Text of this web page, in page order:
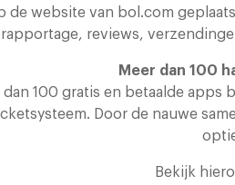
website van bol.com
rapportage, reviews,
Meer dan 100
100 gratis en betaalde
Door de nauwe
Bekijk